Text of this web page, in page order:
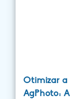
Otimizar a
AgPhoto: